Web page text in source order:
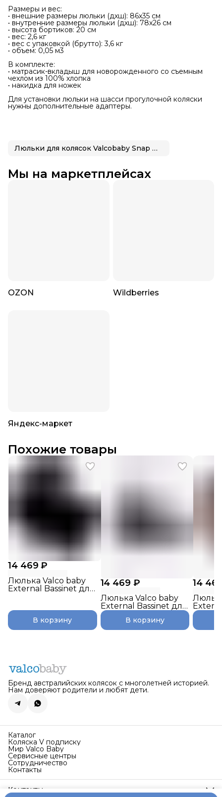
Размеры и вес:
• внешние размеры люльки (дхш): 86х35 см
• внутренние размеры люльки (дхш): 78х26 см
• высота бортиков: 20 см
• вес: 2,6 кг
• вес с упаковкой (брутто): 3,6 кг
• объем: 0,05 м3
В комплекте:
• матрасик-вкладыш для новорожденного со съемным
чехлом из 100% хлопка
• накидка для ножек
Для установки люльки на шасси прогулочной коляски
нужны дополнительные адаптеры.
Люльки для колясок Valcobaby Snap Duo Trend
Мы на маркетплейсах
OZON Wildberries
Яндекс-маркет
Похожие товары
14 469 ₽
Люлька Valco baby
External Bassinet для
В корзину
14 469 ₽
Люлька Valco baby
External Bassinet для
Snap Duo Trend /
CharcoalВ корзину
14
Snap
Бренд австралийских колясок с многолетней историей.
Нам доверяют родители и любят дети.
Каталог
Коляска V подписку
Мир Valco Baby
Сервисные центры
Сотрудничество
Контакты
Контакты